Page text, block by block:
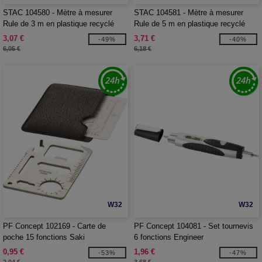
STAC 104580 - Mètre à mesurer
Rule de 3 m en plastique recyclé
certifié RCS
3,07 €
6,05 €
-49%
STAC 104581 - Mètre à mesurer
Rule de 5 m en plastique recyclé
certifié RCS
3,71 €
6,18 €
-40%
W32
PF Concept 102169 - Carte de
poche 15 fonctions Saki
0,95 €
-53%
W32
PF Concept 104081 - Set tournevis
6 fonctions Engineer
1,96 €
-47%